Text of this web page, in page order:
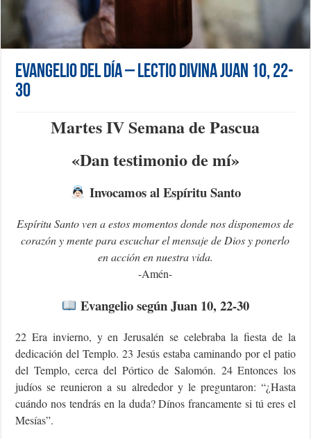
Evangelio del día – Lectio Divina Juan 10, 22-
30
Martes IV Semana de Pascua
«Dan testimonio de mí»
Invocamos al Espíritu Santo
Espíritu Santo ven a estos momentos donde nos disponemos de
corazón y mente para escuchar el mensaje de Dios y ponerlo
en acción en nuestra vida.
-Amén-
Evangelio según Juan 10, 22-30
22 Era invierno, y en Jerusalén se celebraba la fiesta de la
dedicación del Templo. 23 Jesús estaba caminando por el patio
del Templo, cerca del Pórtico de Salomón. 24 Entonces los
judíos se reunieron a su alrededor y le preguntaron: “¿Hasta
cuándo nos tendrás en la duda? Dínos francamente si tú eres el
Mesías”.